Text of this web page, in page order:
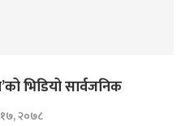
भिडियो सार्वजनिक
२०७८